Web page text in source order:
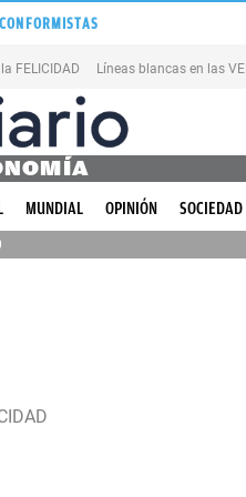
FELICIDAD Líneas blancas en las
MUNDIAL OPINIÓN SOCIEDAD